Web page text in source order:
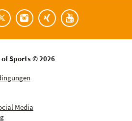
182
Bewertungen auf
von
Sports © 2026
Media